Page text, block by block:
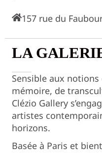
157 rue du
LA
Sensible aux notions
mémoire, de
Clézio Gallery
artistes
horizons.
Basée à Paris et